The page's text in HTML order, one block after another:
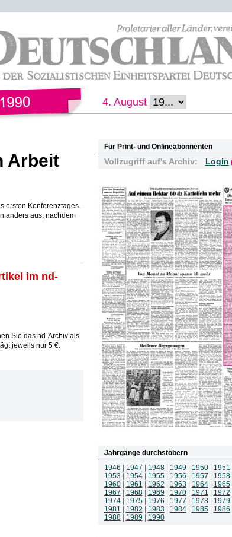
4. August
Arbeit
ersten Konferenztages.
anders aus, nachdem
im nd-
Sie das nd-Archiv als
jeweils nur 5 €.
Für Print- und Onlineabonnenten
Vollzugriff auf's Archiv: Login
Jahrgänge durchstöbern
1946
1947 1948| 1949 1950| 1951
1953
1954| 1955| 1956 1957 1958|
1960| 1961 1962 1963 1964| 1965|
1967
1968| 1969 1970| 1971 1972
1974| 1975| 1976 1977 1978| 1979
1981
1982 1983 1984| 1985| 1986
1988| 1989 1990